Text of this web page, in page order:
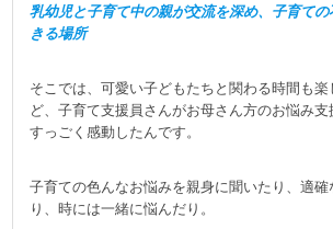
乳幼児と子育て中の親が交流を深め、子育て
きる場所
そこでは、可愛い子どもたちと関わる時間も
ど、子育て支援員さんがお母さん方のお悩み
すっごく感動したんです。
子育ての色んなお悩みを親身に聞いたり、適
り、時には一緒に悩んだり。